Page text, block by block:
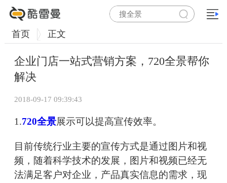
首页 正文
企业门店一站式营销方案，720全景帮你
解决
2018-09-17 09:39:43
1.720全景展示可以提高宣传效率。
目前传统行业主要的宣传方式是通过图片和视
频，随着科学技术的发展，图片和视频已经无
法满足客户对企业，产品真实信息的需求，现